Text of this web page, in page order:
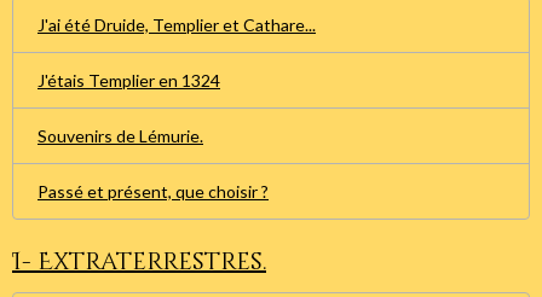
J'ai été Druide, Templier et Cathare...
J'étais Templier en 1324
Souvenirs de Lémurie.
Passé et présent, que choisir ?
I- Extraterrestres.